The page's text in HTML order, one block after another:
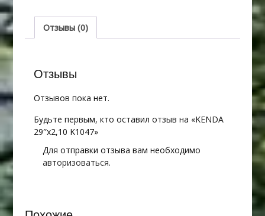
Отзывы (0)
Отзывы
Отзывов пока нет.
Будьте первым, кто оставил отзыв на «KENDA
29″х2,10 K1047»
Для отправки отзыва вам необходимо
авторизоваться.